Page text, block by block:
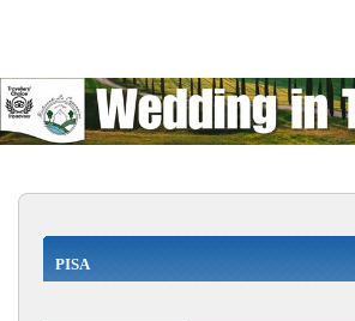
PISA